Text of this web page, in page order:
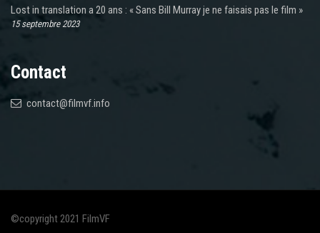
Lost in translation a 20 ans : « Sans Bill Murray je ne faisais pas le film »
15 septembre 2023
Contact
contact@filmvf.info
©copyright 2021 FilmVF